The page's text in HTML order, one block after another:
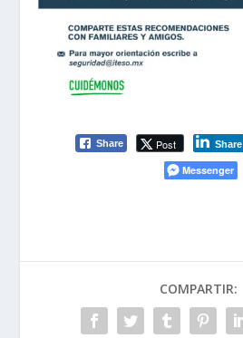
Share Post Share
Messenger
COMPARTIR: